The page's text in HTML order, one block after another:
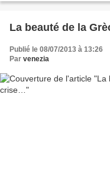
La beauté de la
Publié le 08/07/2013 à 13:26
Par venezia